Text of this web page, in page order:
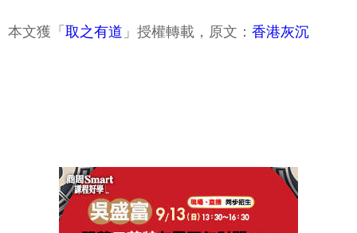
本文獲「 取之有道 」授權轉載，原文： 香港灰沉